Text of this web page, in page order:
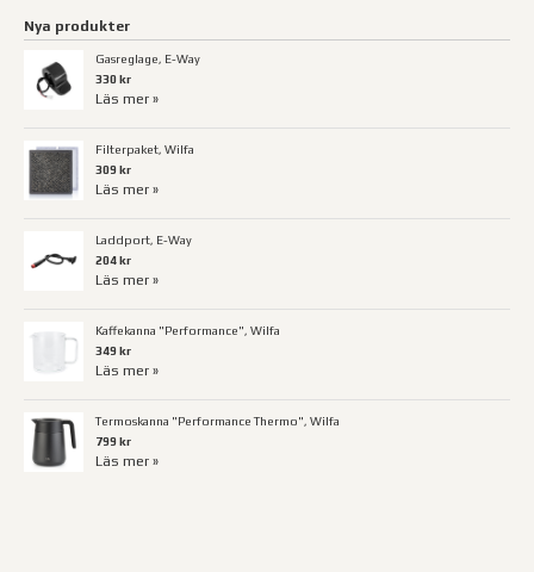
Nya produkter
Gasreglage, E-Way
330 kr
Läs mer »
Filterpaket, Wilfa
309 kr
Läs mer »
Laddport, E-Way
204 kr
Läs mer »
Kaffekanna "Performance", Wilfa
349 kr
Läs mer »
Termoskanna "Performance Thermo", Wilfa
799 kr
Läs mer »